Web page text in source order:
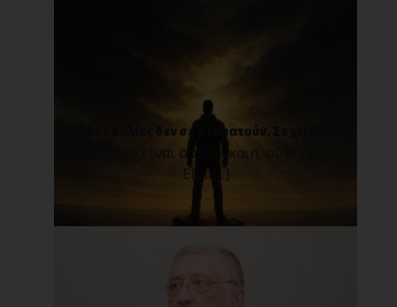
Οι δυσκολίες δεν σε σταματούν. Σε χτίζουν!
Η ζωή δεν είναι ούτε δίκαιη, ούτε άδικη.
Είνα[...]